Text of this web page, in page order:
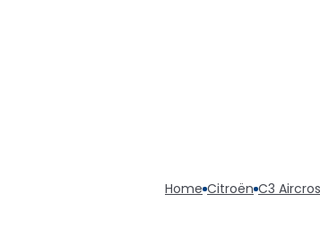
Home Citroën C3